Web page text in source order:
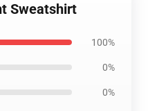
Sweatshirt
100%
0%
0%